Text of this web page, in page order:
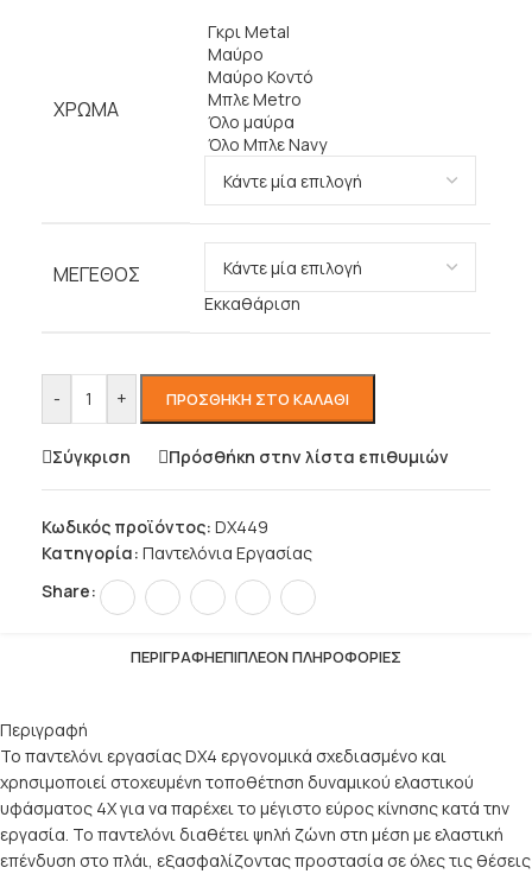
ΧΡΏΜΑ
Γκρι Metal
Μαύρο
Μαύρο Κοντό
Μπλε Metro
Όλο μαύρα
Όλο Μπλε Navy
ΜΈΓΕΘΟΣ
Εκκαθάριση
- + ΠΡΟΣΘΉΚΗ ΣΤΟ ΚΑΛΆΘΙ
Σύγκριση Πρόσθήκη στην λίστα επιθυμιών
Κωδικός προϊόντος: DX449
Κατηγορία: Παντελόνια Εργασίας
Share:
ΠΕΡΙΓΡΑΦΉΕΠΙΠΛΈΟΝ ΠΛΗΡΟΦΟΡΊΕΣ
Περιγραφή
Το παντελόνι εργασίας DX4 εργονομικά σχεδιασμένο και
χρησιμοποιεί στοχευμένη τοποθέτηση δυναμικού ελαστικού
υφάσματος 4X για να παρέχει το μέγιστο εύρος κίνησης κατά την
εργασία. Το παντελόνι διαθέτει ψηλή ζώνη στη μέση με ελαστική
επένδυση στο πλάι, εξασφαλίζοντας προστασία σε όλες τις θέσεις